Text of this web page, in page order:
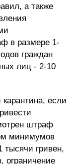
а также
в размере 1-
граждан
лиц - 2-10
если
штраф
минимумов
тысячи гривен,
ограничение